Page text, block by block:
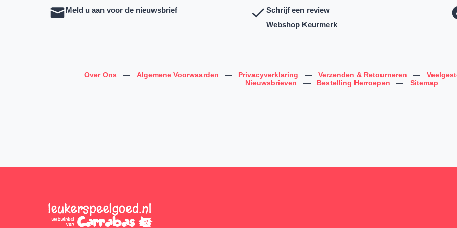
Meld u aan voor de nieuwsbrief
Schrijf een review
Webshop Keurmerk
Over Ons — Algemene Voorwaarden — Privacyverklaring — Verzenden & Retourneren —
Nieuwsbrieven
— Bestelling Herroepen — Sitemap